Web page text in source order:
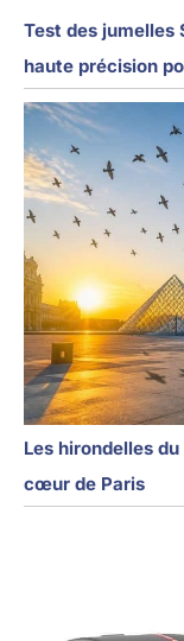
Test des jumelles
haute précision
Les hirondelles
cœur de Paris